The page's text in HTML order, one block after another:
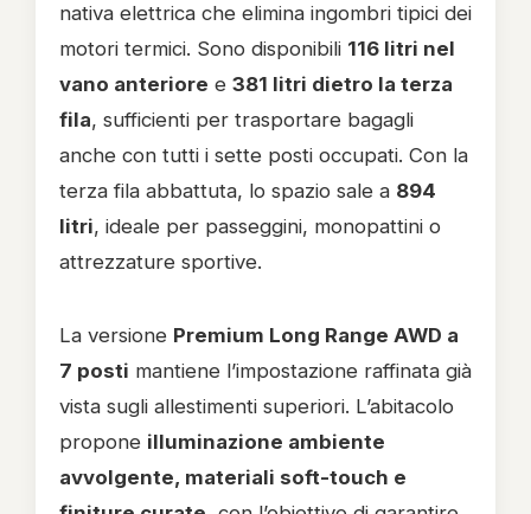
nativa elettrica che elimina ingombri tipici dei
motori termici. Sono disponibili 116 litri nel
vano anteriore e 381 litri dietro la terza
fila, sufficienti per trasportare bagagli
anche con tutti i sette posti occupati. Con la
terza fila abbattuta, lo spazio sale a 894
litri, ideale per passeggini, monopattini o
attrezzature sportive.
La versione Premium Long Range AWD a
7 posti mantiene l’impostazione raffinata già
vista sugli allestimenti superiori. L’abitacolo
propone illuminazione ambiente
avvolgente, materiali soft-touch e